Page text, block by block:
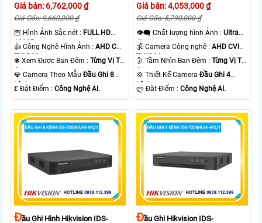
Giá bán: 6,762,000 ₫
Giá Gốc: 9,660,000 ₫
🦉 Hình Ảnh Sắc nét : FULL HD
1080P .
👍 Công Nghệ Hình Ảnh :AHD CVI
TVI BCS.
❃ Xem Được Ban Đêm :Từng Vị Trí
Camera .
💎 Camera Theo MẫuĐầu Ghi 8
kênh.
️₤ Đặt Điểm :Công Nghệ AI.
Giá bán: 4,053,000 ₫
Giá Gốc: 5,790,000 ₫
👁️‍🗨 Chất lượng hình Ảnh :Ultra
4k 👍🏾 .
🕉️ Camera Công nghệ :AHD CVI
TVI BCS.
🌛 Tầm Nhìn Ban Đêm :Từng Vị Trí
Camera .
💢 Thiết Kế CameraĐầu Ghi 4
kênh.
️ლ Đặt Điểm :Công Nghệ AI.
ĐẦu Ghi Hình Hikvision IDS-
ĐẦu Ghi Hikvision IDS-